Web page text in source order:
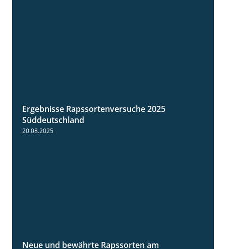
Ergebnisse Rapssortenversuche 2025
Süddeutschland
20.08.2025